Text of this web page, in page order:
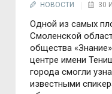
НОВОСТИ 30
Одной из самых
Смоленской
общества
центре имени
города смогли
известными